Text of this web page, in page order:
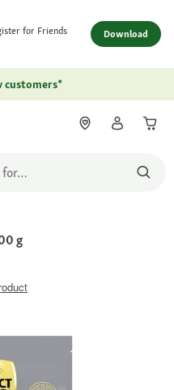
for Friends
Download
customers*
g